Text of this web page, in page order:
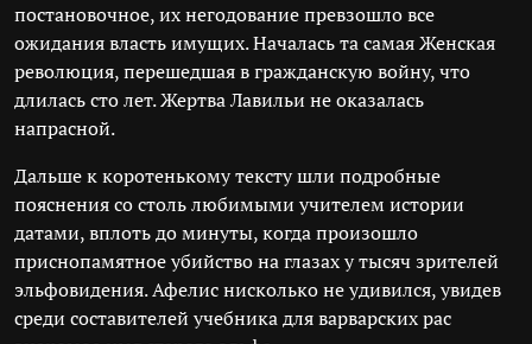
постановочное, их негодование превзошло все
ожидания власть имущих. Началась та самая Женская
революция, перешедшая в гражданскую войну, что
длилась сто лет. Жертва Лавильи не оказалась
напрасной.
Дальше к коротенькому тексту шли подробные
пояснения со столь любимыми учителем истории
датами, вплоть до минуты, когда произошло
приснопамятное убийство на глазах у тысяч зрителей
эльфовидения. Афелис нисколько не удивился, увидев
среди составителей учебника для варварских рас